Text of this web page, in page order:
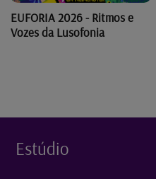
EUFORIA 2026 - Ritmos e
Vozes da Lusofonia
Estúdio